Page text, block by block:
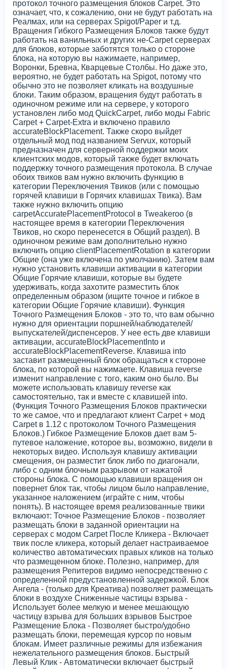
протокол точного размещения блоков Carpet. Это
означает, что, к сожалению, они не будут работать на
Реалмах, или на серверах Spigot/Paper и т.д.
Вращения Гибкого Размещения Блоков также будут
работать на ванильных и других не-Carpet серверах
для блоков, которые заботятся только о стороне
блока, на которую вы нажимаете, например,
Воронки, Бревна, Кварцевые Столбы. Но даже это,
вероятно, не будет работать на Spigot, потому что
обычно это не позволяет кликать на воздушные
блоки. Таким образом, вращения будут работать в
одиночном режиме или на сервере, у которого
установлен либо мод QuickCarpet, либо моды Fabric
Carpet + Carpet-Extra и включено правило
accurateBlockPlacement. Также скоро выйдет
отдельный мод под названием Servux, который
предназначен для серверной поддержки моих
клиентских модов, который также будет включать
поддержку точного размещения протокола. В случае
обоих твиков вам нужно включить функцию в
категории Переключения Твиков (или с помощью
горячей клавиши в Горячих клавишах Твика). Вам
также нужно включить опцию
carpetAccuratePlacementProtocol в Tweakeroo (в
настоящее время в категории Переключения
Твиков, но скоро перенесется в Общий раздел). В
одиночном режиме вам дополнительно нужно
включить опцию clientPlacementRotation в категории
Общие (она уже включена по умолчанию). Затем вам
нужно установить клавиши активации в категории
Общие Горячие клавиши, которые вы будете
удерживать, когда захотите разместить блок
определенным образом (ищите точное и гибкое в
категории Общие Горячие клавиши). Функция
Точного Размещения Блоков - это то, что вам обычно
нужно для ориентации поршней/наблюдателей/
выпускателей/диспенсеров. У нее есть две клавиши
активации, accurateBlockPlacementInto и
accurateBlockPlacementReverse. Клавиша into
заставит размещенный блок обращаться к стороне
блока, по которой вы нажимаете. Клавиша reverse
изменит направление с того, каким оно было. Вы
можете использовать клавишу reverse как
самостоятельно, так и вместе с клавишей into.
(Функция Точного Размещения Блоков практически
то же самое, что и предлагают клиент Carpet + мод
Carpet в 1.12 с протоколом Точного Размещения
Блоков.) Гибкое Размещение Блоков дает вам 5-
путевое наложение, которое вы, возможно, видели в
некоторых видео. Используя клавишу активации
смещения, он разместит блок либо по диагонали,
либо с одним блочным разрывом от нажатой
стороны блока. С помощью клавиши вращения он
повернет блок так, чтобы лицом было направление,
указанное наложением (играйте с ним, чтобы
понять). В настоящее время реализованные твики
включают: Точное Размещение Блоков - позволяет
размещать блоки в заданной ориентации на
серверах с модом Carpet После Кликера - Включает
твик после кликера, который делает настраиваемое
количество автоматических правых кликов на только
что размещенном блоке. Полезно, например, для
размещения Репитеров видимо непосредственно с
определенной предустановленной задержкой. Блок
Ангела - (только для Креатива) позволяет размещать
блоки в воздухе Сниженные частицы взрыва -
Использует более мелкую и менее мешающую
частицу взрыва для больших взрывов Быстрое
Размещение Блока - Позволяет быстро/удобно
размещать блоки, перемещая курсор по новым
блокам. Имеет различные режимы для избежания
нежелательного размещения блоков. Быстрый
Левый Клик - Автоматически включает быстрый